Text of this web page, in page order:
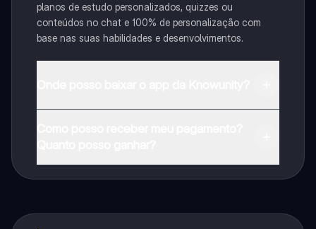
planos de estudo personalizados, quizzes ou
conteúdos no chat e 100% de personalização com
base nas suas habilidades e desenvolvimentos.